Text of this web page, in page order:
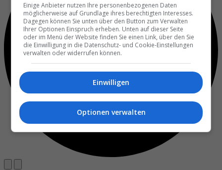
Einige Anbieter nutzen Ihre personenbezogenen Daten
möglicherweise auf Grundlage ihres berechtigten Interesses.
Dagegen können Sie unten über den Button zum Verwalten
Ihrer Optionen Einspruch erheben. Unten auf dieser Seite
oder im Menü der Website finden Sie einen Link, über den Sie
die Einwilligung in die Datenschutz- und Cookie-Einstellungen
verwalten oder widerrufen können.
Einwilligen
Optionen verwalten